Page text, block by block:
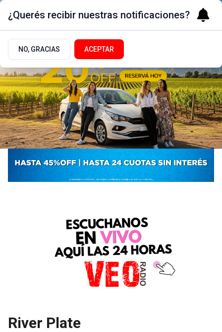
River Plate
¿Querés recibir nuestras notificaciones?
NO, GRACIAS ACEPTAR